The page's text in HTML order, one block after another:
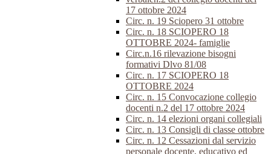
17 ottobre 2024
Circ. n. 19 Sciopero 31 ottobre
Circ. n. 18 SCIOPERO 18
OTTOBRE 2024- famiglie
Circ.n.16 rilevazione bisogni
formativi Dlvo 81/08
Circ. n. 17 SCIOPERO 18
OTTOBRE 2024
Circ. n. 15 Convocazione collegio
docenti n.2 del 17 ottobre 2024
Circ. n. 14 elezioni organi collegiali
Circ. n. 13 Consigli di classe ottobre
Circ. n. 12 Cessazioni dal servizio
personale docente, educativo ed